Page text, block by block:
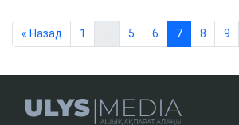
« Назад 1 … 5 6 7 8 9